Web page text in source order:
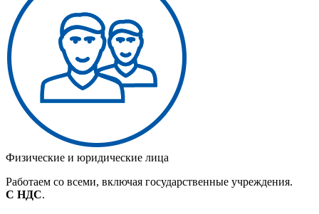
Физические и юридические лица
Работаем со всеми, включая государственные учреждения.
С НДС.